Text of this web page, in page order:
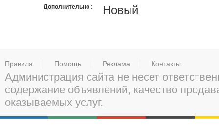
Дополнительно Новый
Правила Помощь Реклама Контакты
Администрация сайта не несет
содержание объявлений, качество
оказываемых услуг.